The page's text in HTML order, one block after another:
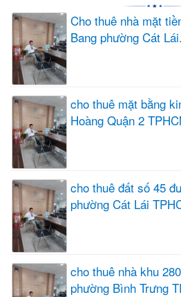
Cho thuê nhà mặt
Bang phường Cát
cho thuê mặt bằng
Hoàng Quận 2
cho thuê đất số 45
phường Cát Lái
cho thuê nhà khu
phường Bình Trưng